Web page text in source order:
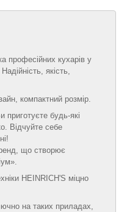
професійних кухарів у
якість,
компактний розмір.
будь-які
Відчуйте себе
що створює
HEINRICH'S міцно
на таких приладах,